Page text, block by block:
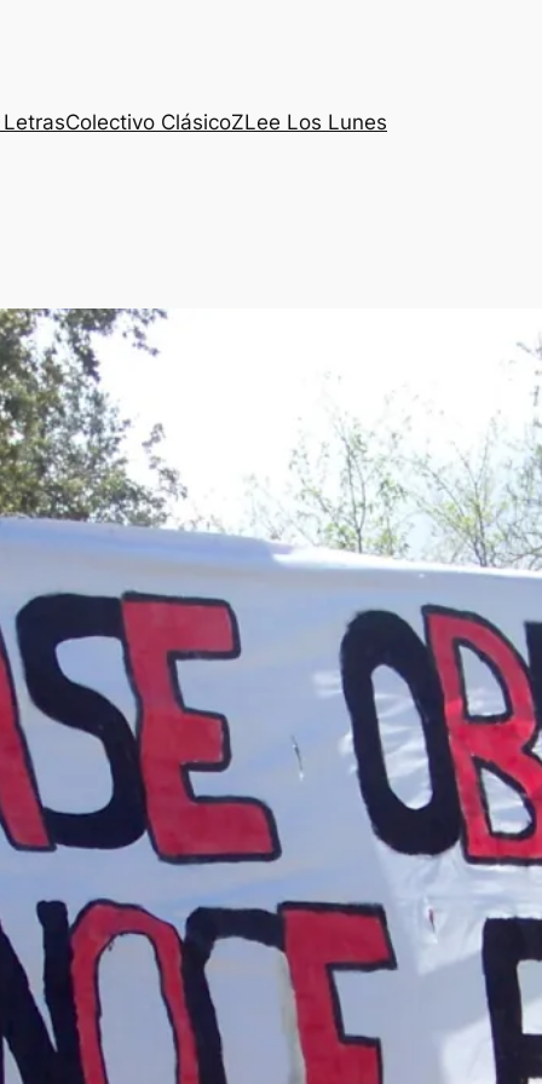
Colectivo ClásicoZLee Los Lunes